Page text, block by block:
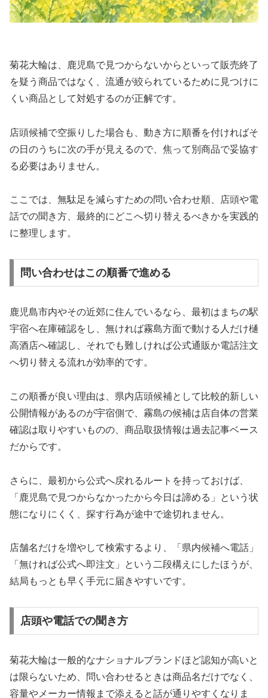
菊花大輪は、鹿児島で見つからないからといって販売終了
を疑う商品ではなく、流通が絞られているために見つけに
くい商品として対処するのが正解です。
店頭候補で空振りした場合も、動き方に順番を付ければそ
の日のうちに次の手が見えるので、焦って別商品で妥協す
る必要はありません。
ここでは、無駄足を減らすための問い合わせ順、店頭や電
話での聞き方、最終的にどこへ切り替えるべきかを実践的
に整理します。
問い合わせはこの順番で進める
鹿児島市内やその近郊に住んでいるなら、最初はまちの駅
宇宿へ在庫確認をし、無ければ霧島方面で動ける人だけ樋
高酒店へ確認し、それでも難しければ公式通販か電話注文
へ切り替える流れが効率的です。
この順番が良い理由は、県内店頭候補として比較的新しい
公開情報があるのが宇宿側で、霧島の候補は店自体の営業
確認は取りやすいものの、商品取扱情報は過去記事ベース
だからです。
さらに、最初から公式へ戻れるルートを持っておけば、
「鹿児島で見つからなかったから今日は諦める」という状
態になりにくく、探す行為が途中で途切れません。
店舗名だけを増やして検索するより、「県内候補へ電話」
「無ければ公式へ即注文」という二段構えにしたほうが、
結局もっとも早く手元に届きやすいです。
店頭や電話での聞き方
菊花大輪は一般的なナショナルブランドほど認知が高いと
は限らないため、問い合わせるときは商品名だけでなく、
容量やメーカー情報まで添えると話が通りやすくなりま